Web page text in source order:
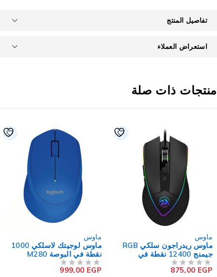
تفاصيل المنتج
استعراض العملاء
ذات صلة
ماوس
ماوس لوجيتك لاسلكي 1000
نقطة في البوصة M280
999,00EGP
ماوس
ماوس تى تى اى سبورتس
سلكي RGB جيمنج 10000
PLUS
1.775,00EGP